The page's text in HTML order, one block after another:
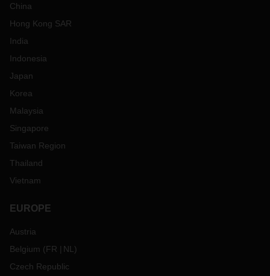
China
Hong Kong SAR
India
Indonesia
Japan
Korea
Malaysia
Singapore
Taiwan Region
Thailand
Vietnam
EUROPE
Austria
Belgium (FR NL )
Czech Republic